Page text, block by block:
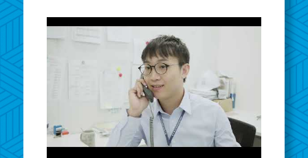
水渠管嘅4個要點。發現有問題記得搵合資
格承建商維修，預防臭氣同病毒由渠管入
屋！抄齊筆記就Take Action啦，#標丁 提提
大家：嗱嗱嗱，CHECK渠啦喂！